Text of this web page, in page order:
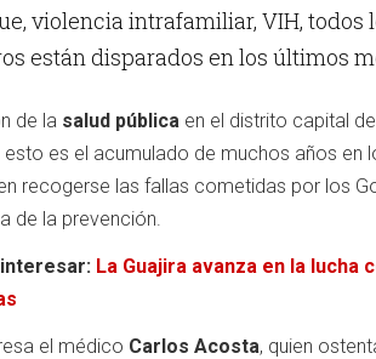
violencia intrafamiliar, VIH, todos
están disparados en los últimos
de la salud pública en el distrito capital
esto es el acumulado de muchos años en
recogerse las fallas cometidas por los
de la prevención.
La Guajira avanza en la lucha
el médico Carlos Acosta, quien